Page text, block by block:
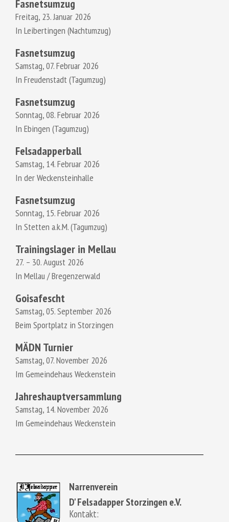
Fasnetsumzug
Freitag, 23. Januar 2026
In Leibertingen (Nachtumzug)
Fasnetsumzug
Samstag, 07. Februar 2026
In Freudenstadt (Tagumzug)
Fasnetsumzug
Sonntag, 08. Februar 2026
In Ebingen (Tagumzug)
Felsadapperball
Samstag, 14. Februar 2026
In der Weckensteinhalle
Fasnetsumzug
Sonntag, 15. Februar 2026
In Stetten a.k.M. (Tagumzug)
Trainingslager in Mellau
27. – 30. August 2026
In Mellau / Bregenzerwald
Goisafescht
Samstag, 05. September 2026
Beim Sportplatz in Storzingen
MÄDN Turnier
Samstag, 07. November 2026
Im Gemeindehaus Weckenstein
Jahreshauptversammlung
Samstag, 14. November 2026
Im Gemeindehaus Weckenstein
Narrenverein
D' Felsadapper Storzingen e.V.
Kontakt: